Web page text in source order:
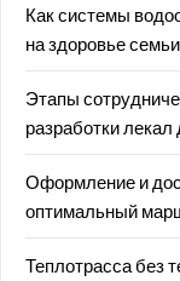
Как системы
на здоровье семьи
Этапы
разработки лекал
Оформление и
оптимальный
Теплотрасса без